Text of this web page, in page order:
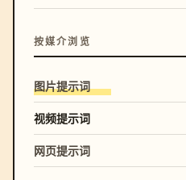
按媒介浏览
图片提示词
视频提示词
网页提示词